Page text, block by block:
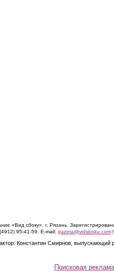
«Вид сбоку», г. Рязань.
95-41-59. E-mail: gazeta@vidsboku.com
Константин Смирнов, выпускающий
Поисковая реклама